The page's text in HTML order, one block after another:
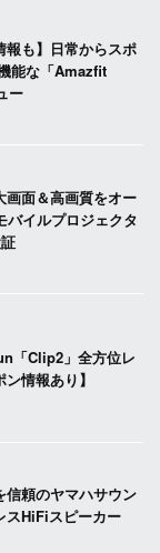
報も】日常からスポ
能な「Amazfit
ー
画面＆高画質をオー
バイルプロジェクタ
「Clip2」全方位レ
情報あり】
信頼のヤマハサウン
スHiFiスピーカー